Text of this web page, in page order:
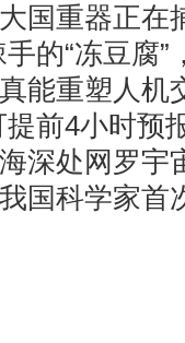
国重器正在
的“冻豆腐”
能重塑人机
前4小时预
深处网罗宇
国科学家首